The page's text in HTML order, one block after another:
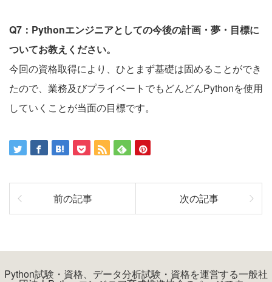
Q7：Pythonエンジニアとしての今後の計画・夢・目標に
ついてお教えください。
今回の資格取得により、ひとまず基礎は固めることができ
たので、業務及びプライベートでもどんどんPythonを使用
していくことが当面の目標です。
前の記事 次の記事
Python試験・資格、データ分析試験・資格を運営する一般社